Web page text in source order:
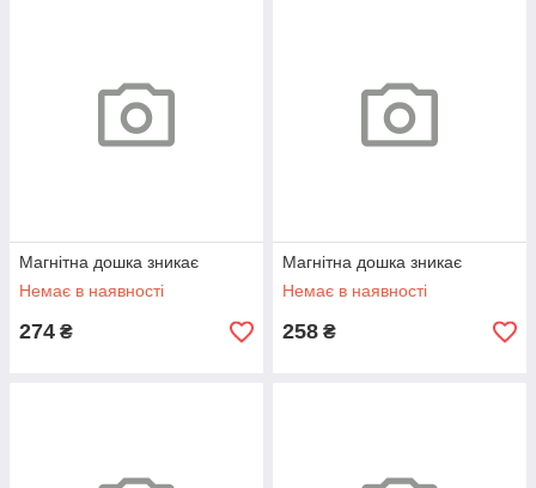
Магнітна дошка зникає
Немає в наявності
274 ₴
Магнітна дошка зникає
Немає в наявності
258 ₴